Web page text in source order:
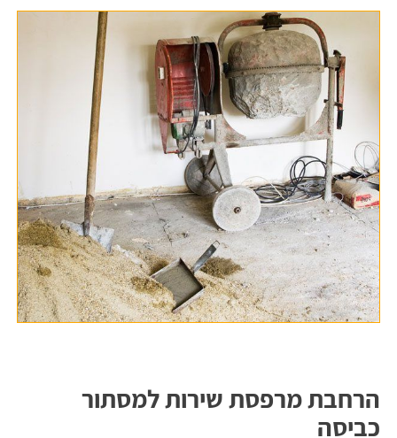
הרחבת מרפסת שירות למסתור
כביסה